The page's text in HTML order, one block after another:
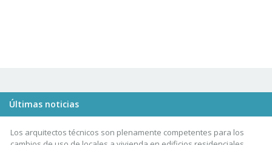
Últimas noticias
Los arquitectos técnicos son plenamente competentes para los